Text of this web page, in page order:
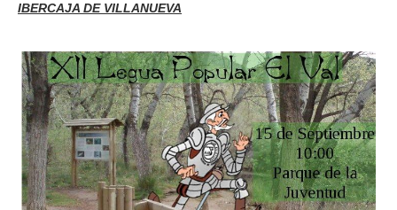
IBERCAJA DE VILLANUEVA